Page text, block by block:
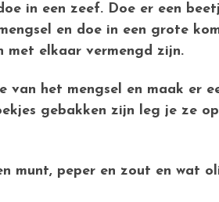
in een zeef. Doe er een
en doe in een grote
elkaar vermengd zijn.
van het mengsel en maak er
gebakken zijn leg je ze
munt, peper en zout en wat